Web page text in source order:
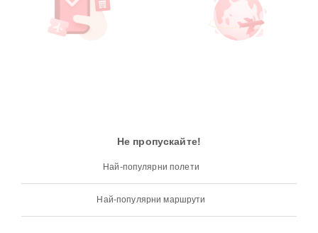
Не пропускайте!
Най-популярни полети
Най-популярни маршрути